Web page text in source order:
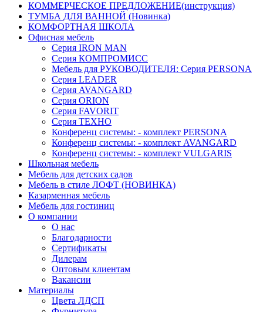
КОММЕРЧЕСКОЕ ПРЕДЛОЖЕНИЕ(инструкция)
ТУМБА ДЛЯ ВАННОЙ (Новинка)
КОМФОРТНАЯ ШКОЛА
Офисная мебель
Серия IRON MAN
Серия КОМПРОМИСС
Мебель для РУКОВОДИТЕЛЯ: Серия PERSONA
Серия LEADER
Серия AVANGARD
Серия ORION
Серия FAVORIT
Серия ТЕХНО
Конференц системы: - комплект PERSONA
Конференц системы: - комплект AVANGARD
Конференц системы: - комплект VULGARIS
Школьная мебель
Мебель для детских садов
Мебель в стиле ЛОФТ (НОВИНКА)
Казарменная мебель
Мебель для гостиниц
О компании
О нас
Благодарности
Сертификаты
Дилерам
Оптовым клиентам
Вакансии
Материалы
Цвета ЛДСП